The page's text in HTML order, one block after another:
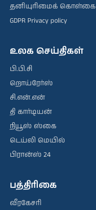
தனியுரிமைக் கொள்கை
GDPR Privacy policy
உலக செய்திகள்
பி.பி.சி
றொய்ரேர்ஸ்
சி.என்.என்
தி கார்டியன்
நியூஸ் ஸ்கை
டெய்லி மெயில்
பிரான்ஸ் 24
பத்திரிகை
வீரகேசரி